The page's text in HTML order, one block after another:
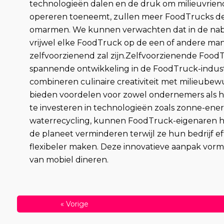
technologieën dalen en de druk om
opereren toeneemt, zullen meer FoodTrucks
omarmen. We kunnen verwachten dat in de
vrijwel elke FoodTruck op de een of andere
zelfvoorzienend zal zijn.Zelfvoorzienende
spannende ontwikkeling in de FoodTruck-
combineren culinaire creativiteit met
bieden voordelen voor zowel ondernemers als
te investeren in technologieën zoals zonne-
waterrecycling, kunnen FoodTruck-eigenaren
de planeet verminderen terwijl ze hun bedrijf
flexibeler maken. Deze innovatieve aanpak
van mobiel dineren.
« Vorige